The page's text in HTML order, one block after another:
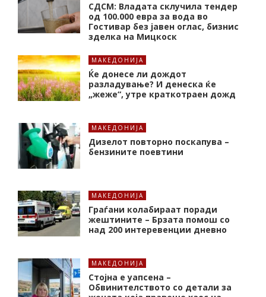
СДСМ: Владата склучила тендер
од 100.000 евра за вода во
Гостивар без јавен оглас, бизнис
зделка на Мицкоск
МАКЕДОНИЈА
Ќе донесе ли дождот
разладување? И денеска ќе
„жеже“, утре краткотраен дожд
МАКЕДОНИЈА
Дизелот повторно поскапува –
бензините поевтини
МАКЕДОНИЈА
Граѓани колабираат поради
жештините – Брзата помош со
над 200 интеревенции дневно
МАКЕДОНИЈА
Стојна е уапсена –
Обвинителството со детали за